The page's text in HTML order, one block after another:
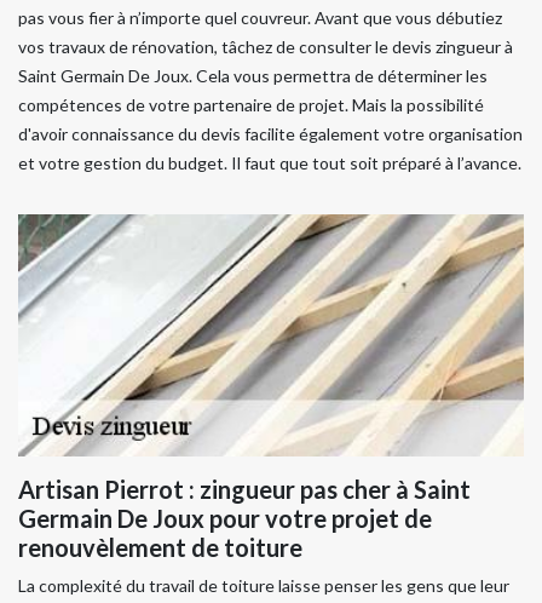
pas vous fier à n’importe quel couvreur. Avant que vous débutiez
vos travaux de rénovation, tâchez de consulter le devis zingueur à
Saint Germain De Joux. Cela vous permettra de déterminer les
compétences de votre partenaire de projet. Mais la possibilité
d'avoir connaissance du devis facilite également votre organisation
et votre gestion du budget. Il faut que tout soit préparé à l’avance.
Artisan Pierrot : zingueur pas cher à Saint
Germain De Joux pour votre projet de
renouvèlement de toiture
La complexité du travail de toiture laisse penser les gens que leur